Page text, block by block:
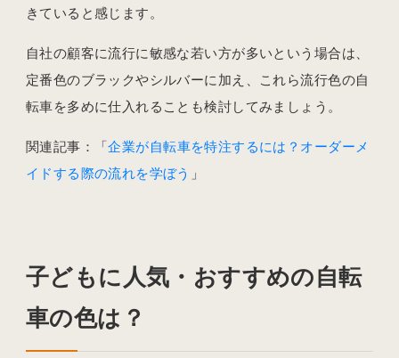
きていると感じます。
自社の顧客に流行に敏感な若い方が多いという場合は、
定番色のブラックやシルバーに加え、これら流行色の自
転車を多めに仕入れることも検討してみましょう。
関連記事：「企業が自転車を特注するには？オーダーメ
イドする際の流れを学ぼう 」
子どもに人気・おすすめの自転
車の色は？